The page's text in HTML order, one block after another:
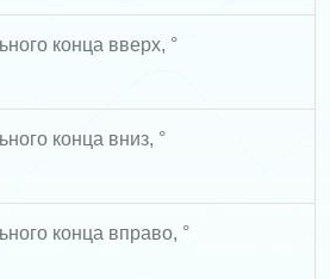
конца вверх, °
конца вниз, °
конца вправо, °